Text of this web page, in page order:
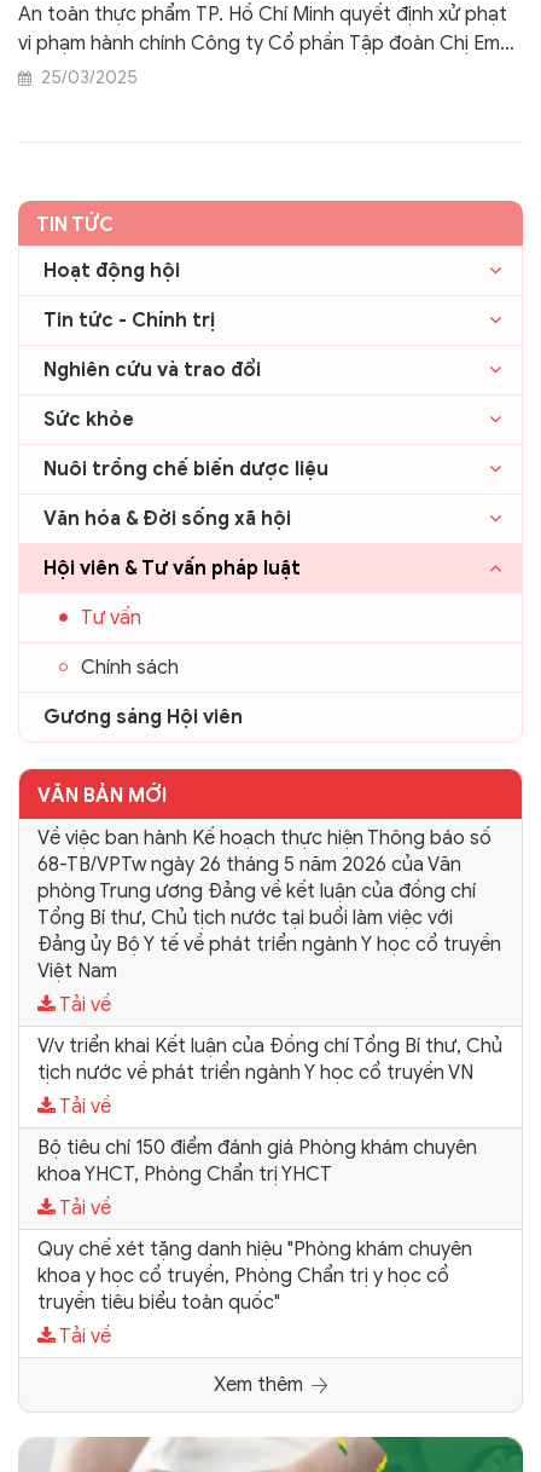
An toàn thực phẩm TP. Hồ Chí Minh quyết định xử phạt
vi phạm hành chính Công ty Cổ phần Tập đoàn Chị Em
Rọt với số tiền phạt 125 triệu đồng, buộc thu hồi sản
25/03/2025
TIN TỨC
Hoạt động hội
Tin tức - Chính trị
Nghiên cứu và trao đổi
Sức khỏe
Nuôi trồng chế biến dược liệu
Văn hóa & Đời sống xã hội
Hội viên & Tư vấn pháp luật
Tư vấn
Chính sách
Gương sáng Hội viên
VĂN BẢN MỚI
Về việc ban hành Kế hoạch thực hiện Thông báo số
68-TB/VPTw ngày 26 tháng 5 năm 2026 của Văn
phòng Trung ương Đảng về kết luận của đồng chí
Tổng Bí thư, Chủ tịch nước tại buổi làm việc với
Đảng ủy Bộ Y tế về phát triển ngành Y học cổ truyền
Việt Nam
Tải về
V/v triển khai Kết luận của Đồng chí Tổng Bí thư, Chủ
tịch nước về phát triển ngành Y học cổ truyền VN
Tải về
Bộ tiêu chí 150 điểm đánh giá Phòng khám chuyên
khoa YHCT, Phòng Chẩn trị YHCT
Tải về
Quy chế xét tặng danh hiệu "Phòng khám chuyên
khoa y học cổ truyền, Phòng Chẩn trị y học cổ
truyền tiêu biểu toàn quốc"
Tải về
Xem thêm